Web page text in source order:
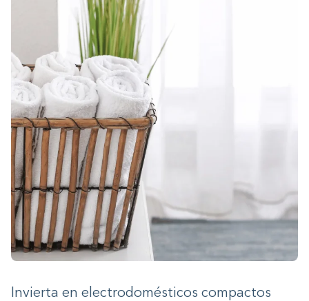
Invierta en electrodomésticos compactos